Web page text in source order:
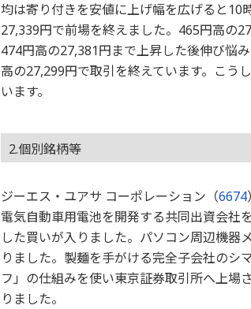
均は寄り付きを安値に上げ幅を広げると10
27,339円で前場を終えました。465円高の
474円高の27,381円まで上昇した後伸び悩
高の27,299円で取引を終えています。こう
います。
2.個別銘柄等
ジーエス・ユアサ コーポレーション（6674
電気自動車用電池を開発する共同出資会社
した買いが入りました。パソコン周辺機器
りました。製麺を手がける完全子会社のシ
フ」の仕組みを使い東京証券取引所へ上場
りました。